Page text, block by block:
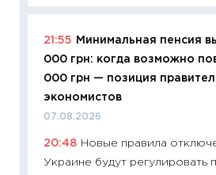
21:55
Минимальная пенсия
000 грн: когда возможно
000 грн — позиция
экономистов
07.08.2026
20:48 Новые правила
Украине будут регулировать